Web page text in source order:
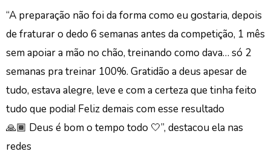
“A preparação não foi da forma como eu gostaria, depois
de fraturar o dedo 6 semanas antes da competição, 1 mês
sem apoiar a mão no chão, treinando como dava… só 2
semanas pra treinar 100%. Gratidão a deus apesar de
tudo, estava alegre, leve e com a certeza que tinha feito
tudo que podia! Feliz demais com esse resultado
🙏🏾 Deus é bom o tempo todo 🤍”, destacou ela nas
redes